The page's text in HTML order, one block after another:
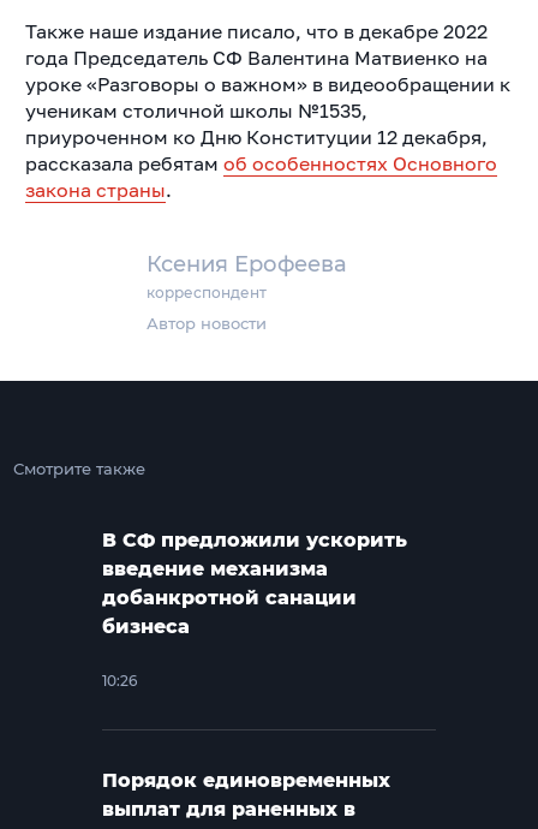
Ксения Ерофеева
корреспондент
Автор новости
Также наше издание писало, что в декабре 2022
года Председатель СФ Валентина Матвиенко на
уроке «Разговоры о важном» в видеообращении к
ученикам столичной школы №1535,
приуроченном ко Дню Конституции 12 декабря,
рассказала ребятам об особенностях Основного
закона страны.
Смотрите также
В СФ предложили ускорить
введение механизма
добанкротной санации
бизнеса
10:26
Порядок единовременных
выплат для раненных в